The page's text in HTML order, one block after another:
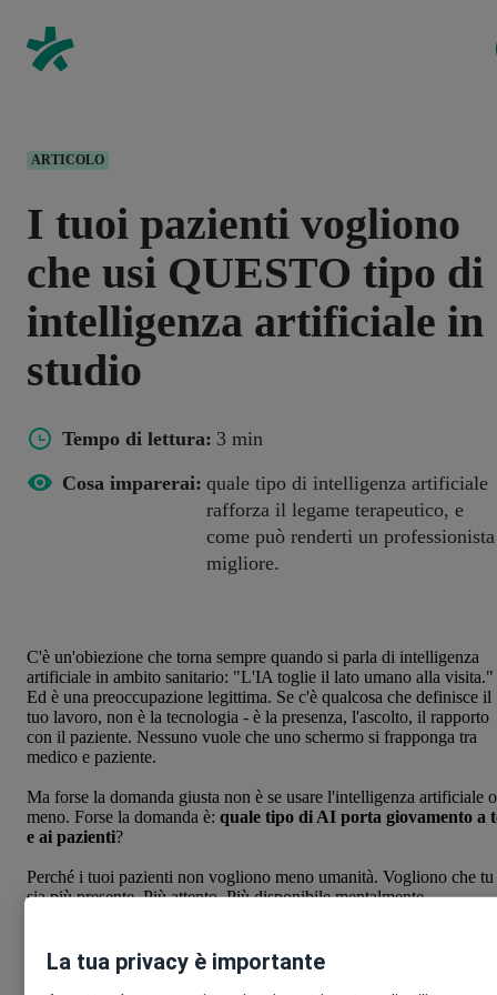
ARTICOLO
I tuoi pazienti vogliono
che usi QUESTO tipo di
intelligenza artificiale in
studio
Tempo di lettura: 3 min
Cosa imparerai: quale tipo di intelligenza artificiale
rafforza il legame terapeutico, e
come può renderti un professionista
migliore.
C'è un'obiezione che torna sempre quando si parla di intelligenza
artificiale in ambito sanitario: "L'IA toglie il lato umano alla visita."
Ed è una preoccupazione legittima. Se c'è qualcosa che definisce il
tuo lavoro, non è la tecnologia - è la presenza, l'ascolto, il rapporto
con il paziente. Nessuno vuole che uno schermo si frapponga tra
medico e paziente.
Ma forse la domanda giusta non è se usare l'intelligenza artificiale o
meno. Forse la domanda è: quale tipo di AI porta giovamento a
e ai pazienti?
Perché i tuoi pazienti non vogliono meno umanità. Vogliono che tu
sia più presente. Più attento. Più disponibile mentalmente.
👉 Scopri se Noa Notes è l'AI che fa per te
La tua privacy è importante